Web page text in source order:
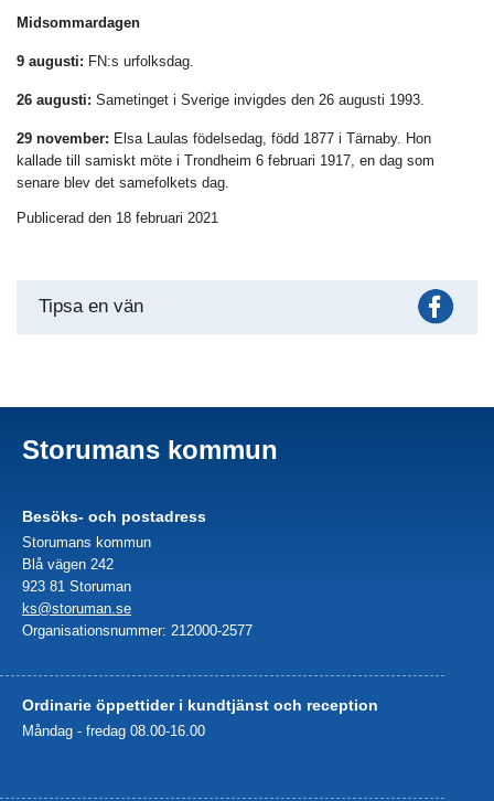
Midsommardagen
9 augusti: FN:s urfolksdag.
26 augusti: Sametinget i Sverige invigdes den 26 augusti 1993.
29 november: Elsa Laulas födelsedag, född 1877 i Tärnaby. Hon
kallade till samiskt möte i Trondheim 6 februari 1917, en dag som
senare blev det samefolkets dag.
Publicerad den 18 februari 2021
Tipsa en vän
Storumans kommun
Besöks- och postadress
Storumans kommun
Blå vägen 242
923 81 Storuman
ks@storuman.se
Organisationsnummer: 212000-2577
Ordinarie öppettider i kundtjänst och reception
Måndag - fredag 08.00-16.00